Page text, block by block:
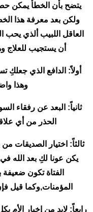
يتضح بأن الخطأ يمكن
ولكن بعد معرفة هذا
العاقل اللبيب ألذي
أن يستجيب
أولاً: الدافع الذي جعلكِ
وهذا
ثانياً: البعد عن رفقاء
الحذر من أي
ثالثاً: اختيار الصديقات
يكن عونا لكِ بعد الله
الفتاة تكون
المؤمنات,وكما قيل
رابعاً: لابد من إخبار الأم